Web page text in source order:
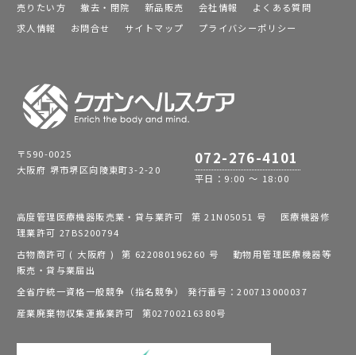
売りたい方 撤去・閉院 新品販売 会社情報
よくある質問
求人情報
お問合せ サイトマップ プライバシーポリシー
〒590-0025
大阪府 堺市堺区向陵東町3-2-20
072-276-4101
平日：9:00 ～ 18:00
高度管理医療機器販売業・貸与業許可 第 21N05051 号 医療機器修
理業許可 27BS200794
古物商許可 ( 大阪府 ) 第 622080196260 号 動物用管理医療機器等
販売・貸与業届出
全省庁統一資格一般競争（指名競争） 発行番号：200713000037
産業廃棄物収集運搬業許可 第02700216380号